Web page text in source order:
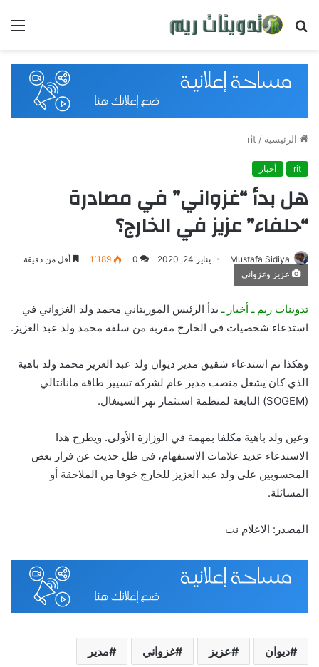
بحث
الرئيسية/
rit
أخبار
هل بدأ “غزواني” في مصادرة
“حلفاء” عزيز في الخارج؟
Mustafa Sidiya يناير 24, 2020 0 1٬189 أقل من دقيقة
عزيز وغزواني
تدوينات ريم ـ أخبار ـبدأ الرئيس الموريتاني محمد ولد الغزواني في
استدعاء شخصيات في الخارج مقربة من سلفه محمد ولد عبد العزيز.
وهكذا تم استدعاء شقيق مدير ديوان ولد عبد العزيز محمد ولد باهية
الذي كان يشغل منصب مدير عام لشركة تسيير طاقة مانانتالي
وعين ولد باهية مكلفا بمهمة في الوزارة الأولى. ويطرح هذا
الاستدعاء عديد علامات الاستفهام، في ظل حديث عن فرار بعض
المحسوبين على ولد عبد العزيز للخارج خوفا من الملاحقة أو
المسائلة.
المصدر: الاعلام نت
ديوان عزيز غزواني مدير